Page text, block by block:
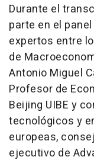
Durante el
parte en el
expertos entre
de
Antonio Miguel
Profesor de
Beijing UIBE y
tecnológicos y
europeas,
ejecutivo de